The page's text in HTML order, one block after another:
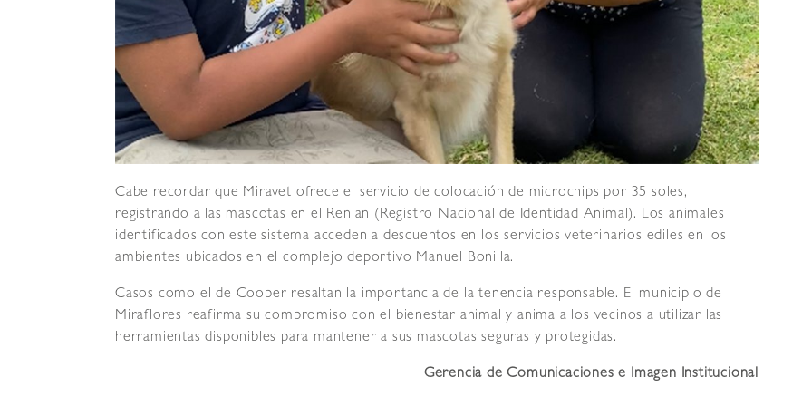
Cabe recordar que Miravet ofrece el servicio de colocación de microchips por 35 soles,
registrando a las mascotas en el Renian (Registro Nacional de Identidad Animal). Los animales
identificados con este sistema acceden a descuentos en los servicios veterinarios ediles en los
ambientes ubicados en el complejo deportivo Manuel Bonilla.
Casos como el de Cooper resaltan la importancia de la tenencia responsable. El municipio de
Miraflores reafirma su compromiso con el bienestar animal y anima a los vecinos a utilizar las
herramientas disponibles para mantener a sus mascotas seguras y protegidas.
Gerencia de Comunicaciones e Imagen Institucional